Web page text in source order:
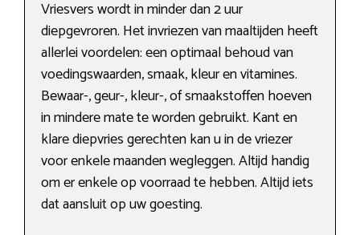
Vriesvers wordt in minder dan 2 uur
diepgevroren. Het invriezen van maaltijden heeft
allerlei voordelen: een optimaal behoud van
voedingswaarden, smaak, kleur en vitamines.
Bewaar-, geur-, kleur-, of smaakstoffen hoeven
in mindere mate te worden gebruikt. Kant en
klare diepvries gerechten kan u in de vriezer
voor enkele maanden wegleggen. Altijd handig
om er enkele op voorraad te hebben. Altijd iets
dat aansluit op uw goesting.